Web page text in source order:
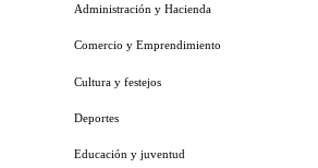
Administración y Hacienda
Comercio y Emprendimiento
Cultura y festejos
Deportes
Educación y juventud